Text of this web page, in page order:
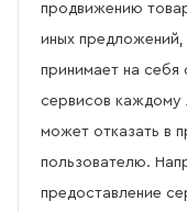
продвижению
иных
принимает на себя
сервисов каждому
может отказать в
пользователю.
предоставление